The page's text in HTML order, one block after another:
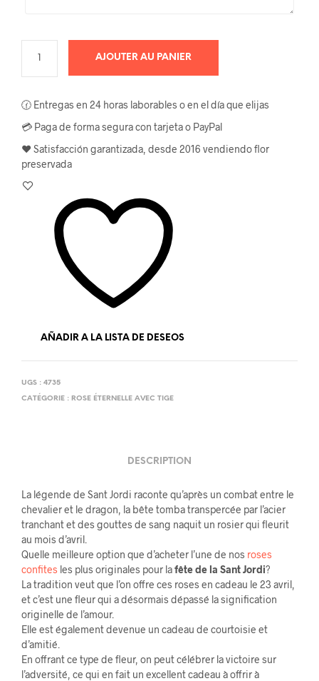
AJOUTER AU PANIER
🕜 Entregas en 24 horas laborables o en el día que elijas
💳 Paga de forma segura con tarjeta o PayPal
❤️ Satisfacción garantizada, desde 2016 vendiendo flor
preservada
AÑADIR A LA LISTA DE DESEOS
UGS : 4735
CATÉGORIE : ROSE ÉTERNELLE AVEC TIGE
DESCRIPTION
La légende de Sant Jordi raconte qu’après un combat entre le
chevalier et le dragon, la bête tomba transpercée par l’acier
tranchant et des gouttes de sang naquit un rosier qui fleurit
au mois d’avril.
Quelle meilleure option que d’acheter l’une de nos roses
confites les plus originales pour lafête de la Sant Jordi?
La tradition veut que l’on offre ces roses en cadeau le 23 avril,
et c’est une fleur qui a désormais dépassé la signification
originelle de l’amour.
Elle est également devenue un cadeau de courtoisie et
d’amitié.
En offrant ce type de fleur, on peut célébrer la victoire sur
l’adversité, ce qui en fait un excellent cadeau à offrir à